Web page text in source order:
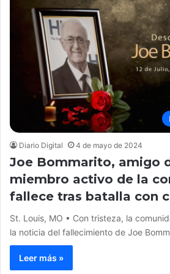
Diario Digital 4 de mayo de 2024
Joe Bommarito, amigo
miembro activo de la
fallece tras batalla con
St. Louis, MO • Con tristeza, la
la noticia del fallecimiento de Joe
Leer más »